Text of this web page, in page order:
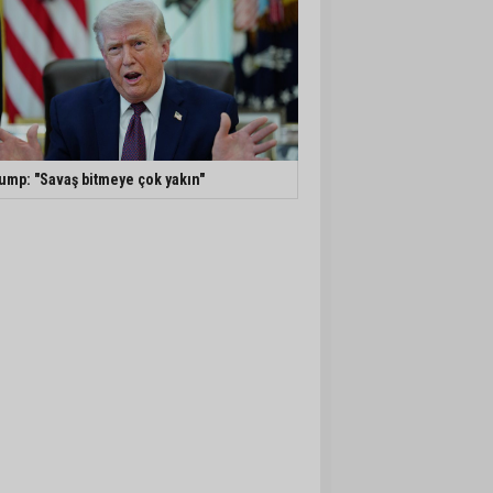
"Savaş bitmeye çok yakın"